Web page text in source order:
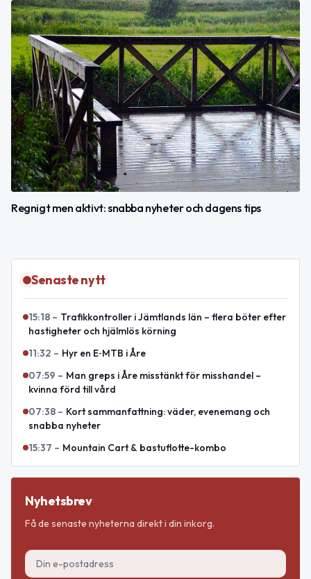
Regnigt men aktivt: snabba nyheter och dagens tips
Senaste nytt
15:18 – Trafikkontroller i Jämtlands län – flera böter efter
hastigheter och hjälmlös körning
11:32 – Hyr en E‑MTB i Åre
07:59 – Man greps i Åre misstänkt för misshandel –
kvinna förd till vård
07:38 – Kort sammanfattning: väder, evenemang och
snabba nyheter
15:37 – Mountain Cart & bastuflotte-kombo
Nyhetsbrev
Få de senaste nyheterna direkt i din inkorg.